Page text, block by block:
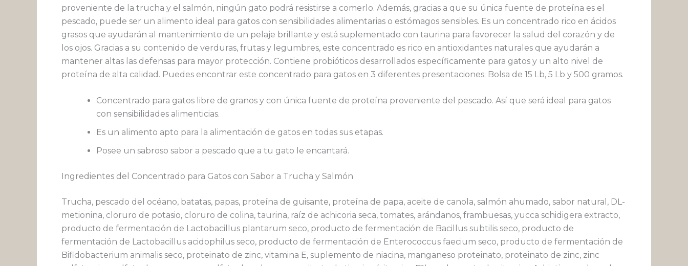
proveniente de la trucha y el salmón, ningún gato podrá resistirse a comerlo. Además, gracias a que su única fuente de proteína es el
pescado, puede ser un alimento ideal para gatos con sensibilidades alimentarias o estómagos sensibles. Es un concentrado rico en ácidos
grasos que ayudarán al mantenimiento de un pelaje brillante y está suplementado con taurina para favorecer la salud del corazón y de
los ojos. Gracias a su contenido de verduras, frutas y legumbres, este concentrado es rico en antioxidantes naturales que ayudarán a
mantener altas las defensas para mayor protección. Contiene probióticos desarrollados específicamente para gatos y un alto nivel de
proteína de alta calidad. Puedes encontrar este concentrado para gatos en 3 diferentes presentaciones: Bolsa de 15 Lb, 5 Lb y 500 gramos.
Concentrado para gatos libre de granos y con única fuente de proteína proveniente del pescado. Así que será ideal para gatos
con sensibilidades alimenticias.
Es un alimento apto para la alimentación de gatos en todas sus etapas.
Posee un sabroso sabor a pescado que a tu gato le encantará.
Ingredientes del Concentrado para Gatos con Sabor a Trucha y Salmón
Trucha, pescado del océano, batatas, papas, proteína de guisante, proteína de papa, aceite de canola, salmón ahumado, sabor natural, DL-
metionina, cloruro de potasio, cloruro de colina, taurina, raíz de achicoria seca, tomates, arándanos, frambuesas, yucca schidigera extracto,
producto de fermentación de Lactobacillus plantarum seco, producto de fermentación de Bacillus subtilis seco, producto de
fermentación de Lactobacillus acidophilus seco, producto de fermentación de Enterococcus faecium seco, producto de fermentación de
Bifidobacterium animalis seco, proteinato de zinc, vitamina E, suplemento de niacina, manganeso proteinato, proteinato de zinc, zinc